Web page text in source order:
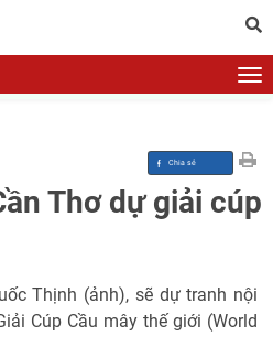
Thơ dự giải cúp
Thịnh (ảnh), sẽ dự tranh nội
Cúp Cầu mây thế giới (World